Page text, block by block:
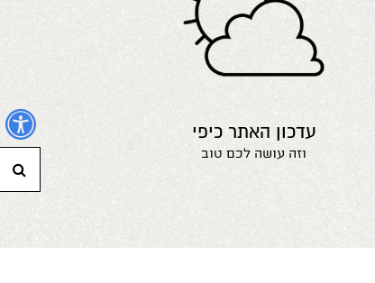
עדכון האתר כיפי
וזה עושה לכם טוב